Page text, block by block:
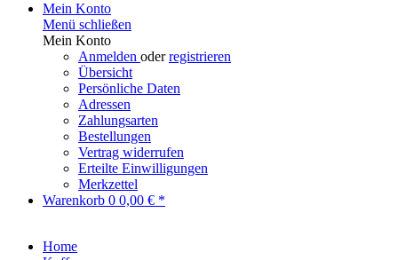
Mein Konto
Menü schließen
Mein Konto
Anmelden oderregistrieren
Übersicht
Persönliche Daten
Adressen
Zahlungsarten
Bestellungen
Vertrag widerrufen
Erteilte Einwilligungen
Merkzettel
Warenkorb 0 0,00 € *
Home